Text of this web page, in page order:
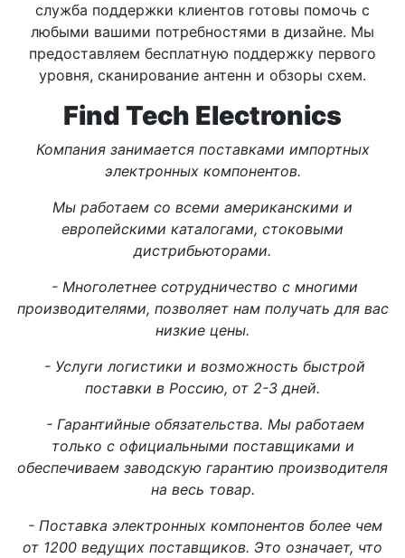
служба поддержки клиентов готовы помочь с
любыми вашими потребностями в дизайне. Мы
предоставляем бесплатную поддержку первого
уровня, сканирование антенн и обзоры схем.
Find Tech Electronics
Компания занимается поставками импортных
электронных компонентов.
Мы работаем со всеми американскими и
европейскими каталогами, стоковыми
дистрибьюторами.
- Многолетнее сотрудничество с многими
производителями, позволяет нам получать для вас
низкие цены.
- Услуги логистики и возможность быстрой
поставки в Россию, от 2-3 дней.
- Гарантийные обязательства. Мы работаем
только с официальными поставщиками и
обеспечиваем заводскую гарантию производителя
на весь товар.
- Поставка электронных компонентов более чем
от 1200 ведущих поставщиков. Это означает, что